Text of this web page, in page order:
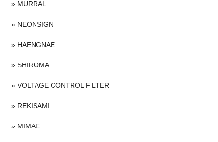
MURRAL
NEONSIGN
HAENGNAE
SHIROMA
VOLTAGE CONTROL FILTER
REKISAMI
MIMAE